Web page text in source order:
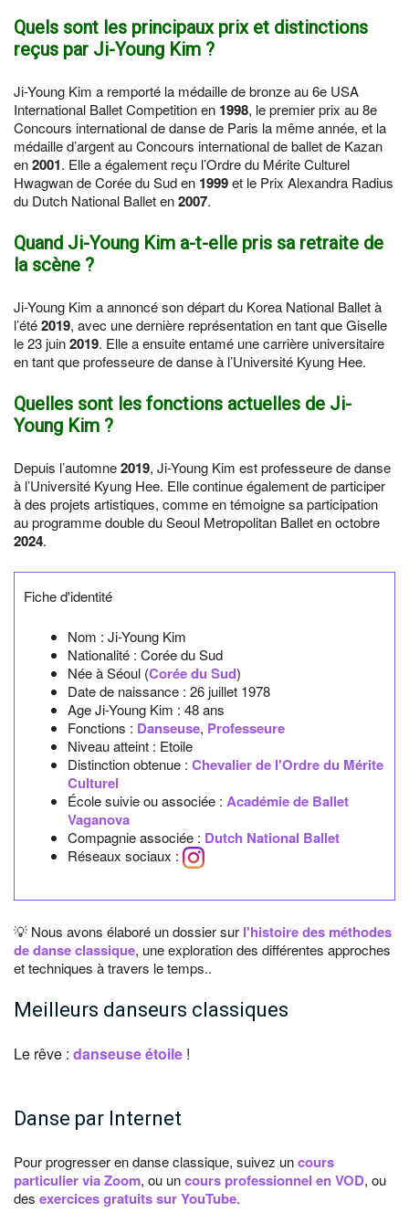
Quels sont les principaux prix et distinctions
reçus par Ji-Young Kim ?
Ji-Young Kim a remporté la médaille de bronze au 6e USA
International Ballet Competition en 1998, le premier prix au 8e
Concours international de danse de Paris la même année, et la
médaille d’argent au Concours international de ballet de Kazan
en2001. Elle a également reçu l’Ordre du Mérite Culturel
Hwagwan de Corée du Sud en 1999et le Prix Alexandra Radius
du Dutch National Ballet en2007.
Quand Ji-Young Kim a-t-elle pris sa retraite de
la scène ?
Ji-Young Kim a annoncé son départ du Korea National Ballet à
l’été2019, avec une dernière représentation en tant que Giselle
le 23 juin2019. Elle a ensuite entamé une carrière universitaire
en tant que professeure de danse à l’Université Kyung Hee.
Quelles sont les fonctions actuelles de Ji-
Young Kim ?
Depuis l’automne2019, Ji-Young Kim est professeure de danse
à l’Université Kyung Hee. Elle continue également de participer
à des projets artistiques, comme en témoigne sa participation
au programme double du Seoul Metropolitan Ballet en octobre
2024.
Fiche d'identité
Nom : Ji-Young Kim
Nationalité : Corée du Sud
Née àSéoul (Corée du Sud)
Date de naissance : 26 juillet 1978
Age Ji-Young Kim : 48 ans
Fonctions : Danseuse, Professeure
Niveau atteint : Etoile
Distinction obtenue : Chevalier de l'Ordre du Mérite
Culturel
École suivie ou associée : Académie de Ballet
Vaganova
Compagnie associée : Dutch National Ballet
Réseaux sociaux :
💡 Nous avons élaboré un dossier sur l'histoire des méthodes
de danse classique, une exploration des différentes approches
et techniques à travers le temps..
Meilleurs danseurs classiques
Le rêve : danseuse étoile !
Danse par Internet
Pour progresser en danse classique, suivez uncours
particulier via Zoom, ou uncours professionnel en VOD, ou
des exercices gratuits sur YouTube.